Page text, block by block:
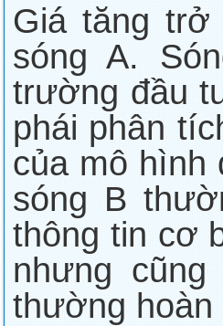
Giá tăng
sóng A.
trường đầu
phái phân
của mô hình
sóng B
thông tin cơ
nhưng
thường hoàn